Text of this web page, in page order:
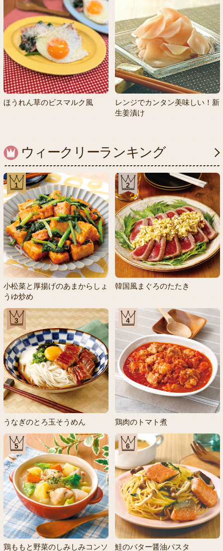
ほうれん草のビスマルク風
レンジでカンタン美味しい！新
生姜漬け
ウィークリーランキング
1
小松菜と厚揚げのあまからしょ
うゆ炒め
2
韓国風まぐろのたたき
3
うなぎのとろ玉そうめん
4
鶏肉のトマト煮
5
鶏ももと野菜のしみしみコンソ
6
鮭のバター醤油パスタ